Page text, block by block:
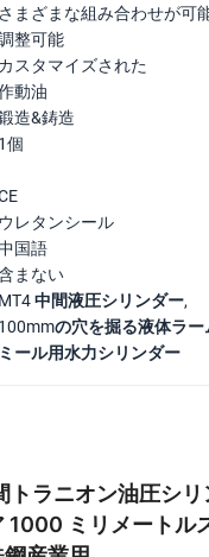
さまざまな組み合わせが可
整可能
カスタマイズされた
動油
造&鋳造
1個
ウレタンシール
国語
まない
MT4 中間液圧シリンダー,
100mmの穴を掘る液体ラー
ミール用水力シリンダー
トラニオン油圧シリ
1000 ミリメートル